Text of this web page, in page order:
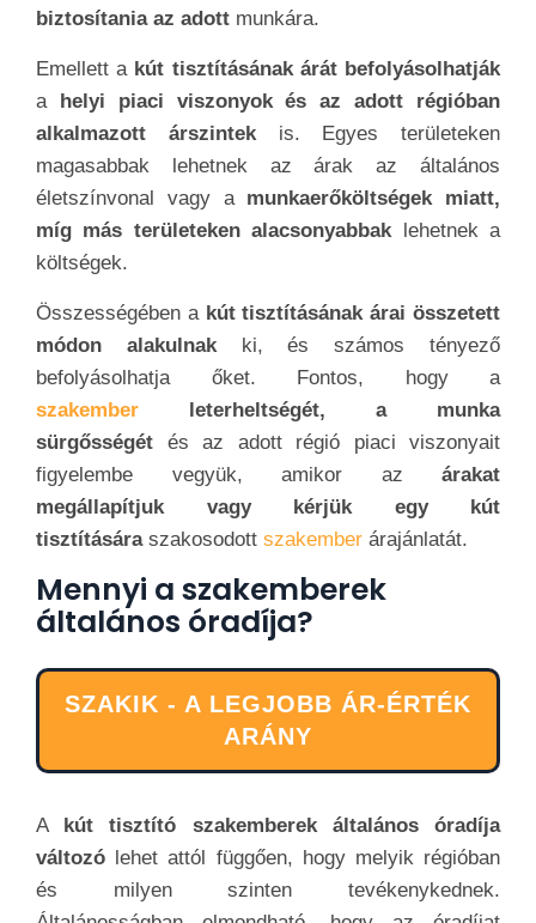
biztosítania az adott munkára.
Emellett a kút tisztításának árát befolyásolhatják
a
helyi piaci viszonyok és az adott régióban
alkalmazott árszintekis. Egyes területeken
magasabbak lehetnek az árak az általános
életszínvonal vagy a munkaerőköltségek miatt,
míg más területeken alacsonyabbaklehetnek a
költségek.
Összességében akút tisztításának árai összetett
módon alakulnakki, és számos tényező
befolyásolhatja őket. Fontos, hogy a
szakember
leterheltségét, a munka
sürgősségét és az adott régió piaci viszonyait
figyelembe vegyük, amikor az árakat
megállapítjuk vagy kérjük egy kút
tisztítására szakosodott szakember árajánlatát.
Mennyi a szakemberek
általános óradíja?
SZAKIK - A LEGJOBB ÁR-ÉRTÉK
ARÁNY
A
kút tisztító szakemberek általános óradíja
változó
lehet attól függően, hogy melyik régióban
és milyen szinten tevékenykednek.